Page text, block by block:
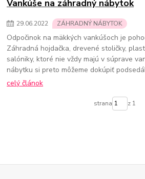
Vankúše na záhradný nábytok
29.06.2022 ZÁHRADNÝ NÁBYTOK
Odpočinok na mäkkých vankúšoch je
Záhradná hojdačka, drevené stoličky,
salóniky, ktoré nie vždy majú v súprave
nábytku si preto môžeme dokúpiť
celý článok
strana z 1